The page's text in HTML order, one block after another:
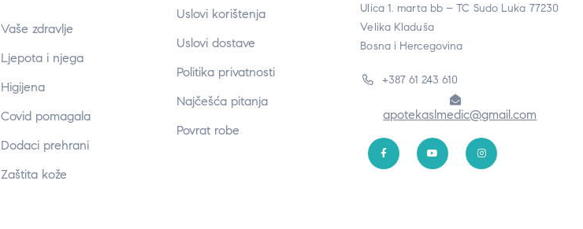
Vaše zdravlje
Ljepota i njega
Higijena
Covid pomagala
Dodaci prehrani
Zaštita kože
Uslovi korištenja
Uslovi dostave
Politika privatnosti
Najčešća pitanja
Povrat robe
Ulica 1. marta bb – TC Sudo Luka 77230
Velika Kladuša
Bosna i Hercegovina
+387 61 243 610
apotekaslmedic@gmail.com